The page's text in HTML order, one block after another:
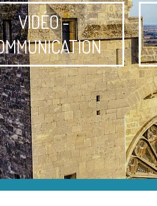
VIDÉO -